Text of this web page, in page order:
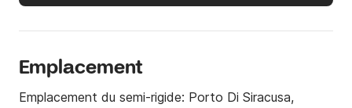
Emplacement
Emplacement du semi-rigide: Porto Di Siracusa,